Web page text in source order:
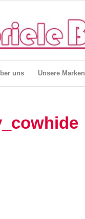
uns Unsere Marken